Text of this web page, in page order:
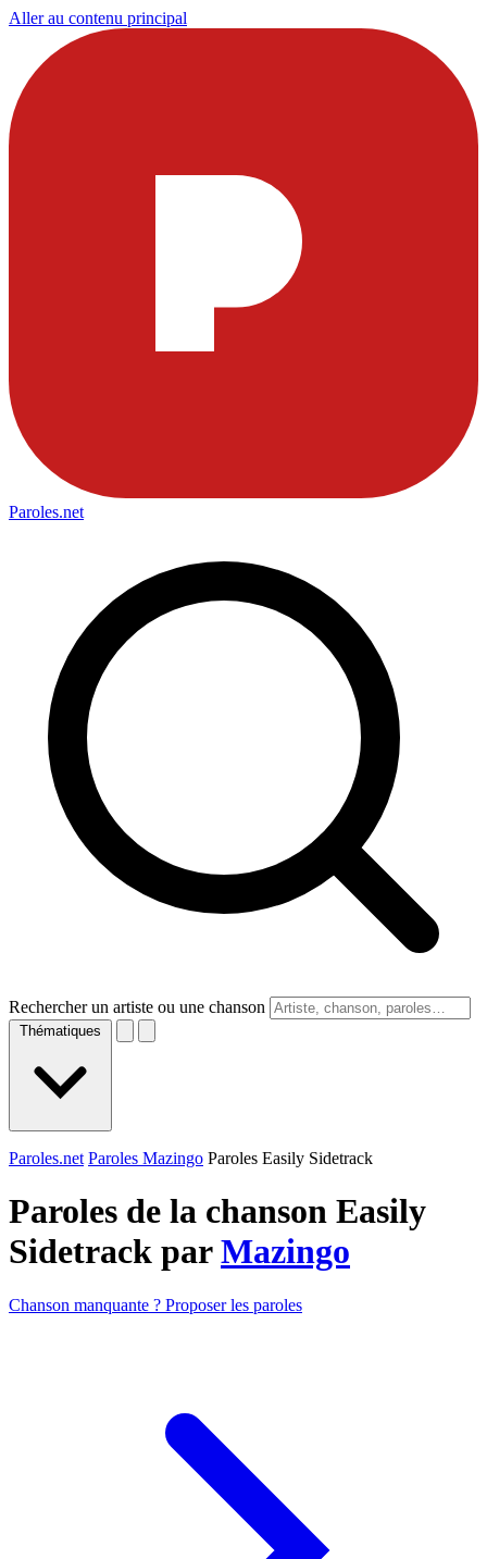
Aller au contenu principal
Paroles.net
Rechercher un artiste ou une chanson
Thématiques
Paroles.net Paroles Mazingo Paroles Easily Sidetrack
Paroles de la chanson Easily
Sidetrack parMazingo
Chanson manquante ? Proposer les paroles